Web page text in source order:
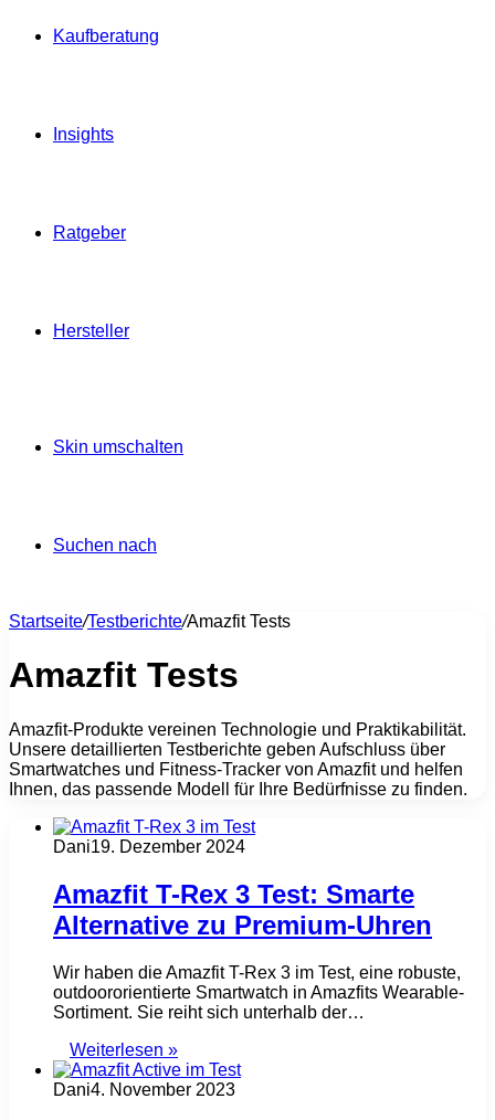
Kaufberatung
Insights
Ratgeber
Hersteller
Skin umschalten
Suchen nach
Startseite/Testberichte/Amazfit Tests
Amazfit Tests
Amazfit-Produkte vereinen Technologie und Praktikabilität.
Unsere detaillierten Testberichte geben Aufschluss über
Smartwatches und Fitness-Tracker von Amazfit und helfen
Ihnen, das passende Modell für Ihre Bedürfnisse zu finden.
Dani19. Dezember 2024
Amazfit T-Rex 3 Test: Smarte
Alternative zu Premium-Uhren
Wir haben die Amazfit T-Rex 3 im Test, eine robuste,
outdoororientierte Smartwatch in Amazfits Wearable-
Sortiment. Sie reiht sich unterhalb der…
Weiterlesen »
Dani4. November 2023